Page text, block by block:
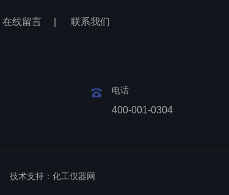
在线留言 联系我们
电话
400-001-0304
技术支持： 化工仪器网